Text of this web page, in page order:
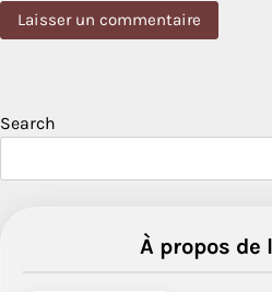
Search
À propos de